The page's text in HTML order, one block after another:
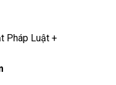
Pháp Luật +